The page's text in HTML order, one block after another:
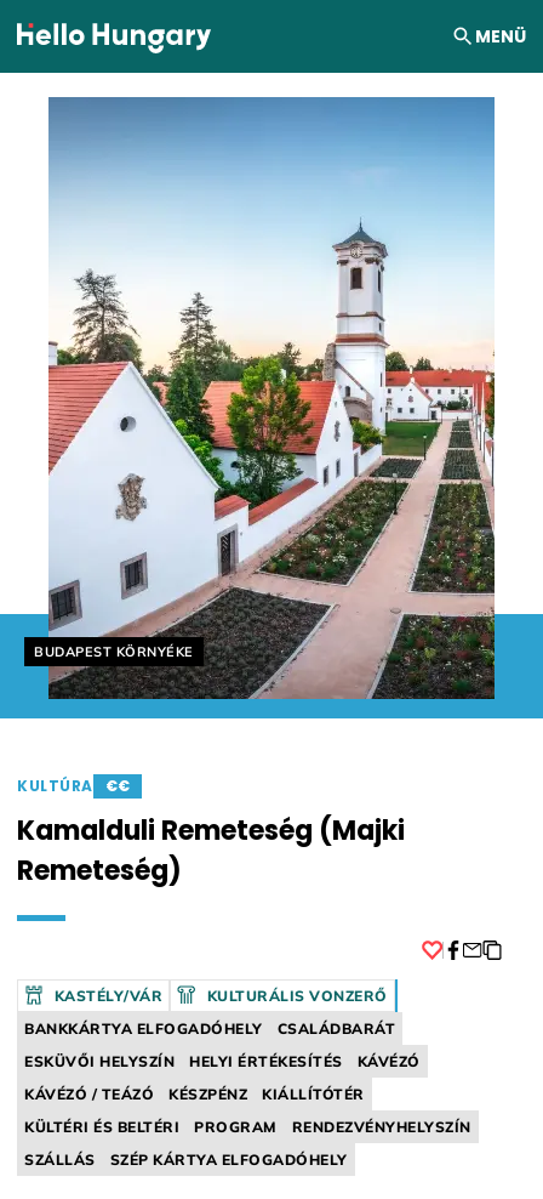
Ugrás a tartalomhoz MENÜ
Helyszín címkék:
BUDAPEST KÖRNYÉKE
KULTÚRA €€
Kamalduli Remeteség (Majki
Remeteség)
KASTÉLY/VÁR
KULTURÁLIS VONZERŐ
BANKKÁRTYA ELFOGADÓHELY
CSALÁDBARÁT
ESKÜVŐI HELYSZÍN
HELYI ÉRTÉKESÍTÉS
KÁVÉZÓ
KÁVÉZÓ / TEÁZÓ
KÉSZPÉNZ
KIÁLLÍTÓTÉR
KÜLTÉRI ÉS BELTÉRI
PROGRAM
RENDEZVÉNYHELYSZÍN
SZÁLLÁS
SZÉP KÁRTYA ELFOGADÓHELY